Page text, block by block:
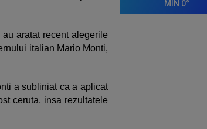
aratat recent alegerile
italian Mario Monti,
a subliniat ca a aplicat
ceruta, insa rezultatele